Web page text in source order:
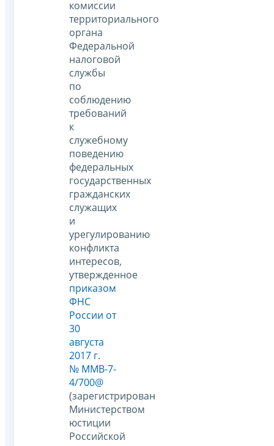
комиссии
территориального
органа
Федеральной
налоговой
службы
по
соблюдению
требований
к
служебному
поведению
федеральных
государственных
гражданских
служащих
и
урегулированию
конфликта
интересов,
утвержденное
приказом
ФНС
России от
30
августа
2017 г.
№ ММВ-7-
4/700@
(зарегистрирован
Министерством
юстиции
Российской